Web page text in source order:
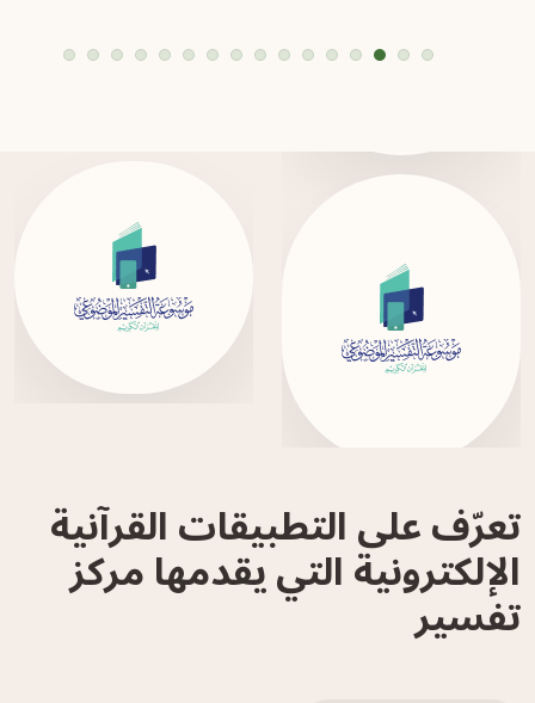
1
2
3
4
5
6
7
8
9
10
11
12
13
14
15
16
تعرّف على التطبيقات القرآنية
الإلكترونية التي يقدمها مركز
تفسير